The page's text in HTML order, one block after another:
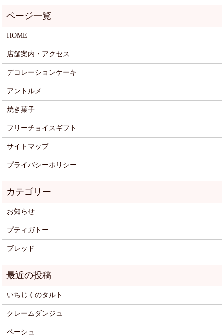
HOME
店舗案内・アクセス
デコレーションケーキ
アントルメ
焼き菓子
フリーチョイスギフト
サイトマップ
プライバシーポリシー
お知らせ
プティガトー
ブレッド
いちじくのタルト
クレームダンジュ
ペーシュ